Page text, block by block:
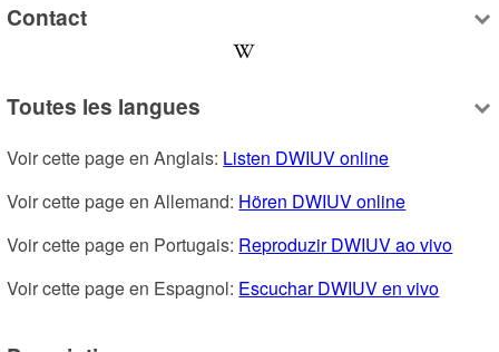
Contact
Toutes les langues
Voir cette page en Anglais: Listen DWIUV online
Voir cette page en Allemand: Hören DWIUV online
Voir cette page en Portugais: Reproduzir DWIUV ao vivo
Voir cette page en Espagnol: Escuchar DWIUV en vivo